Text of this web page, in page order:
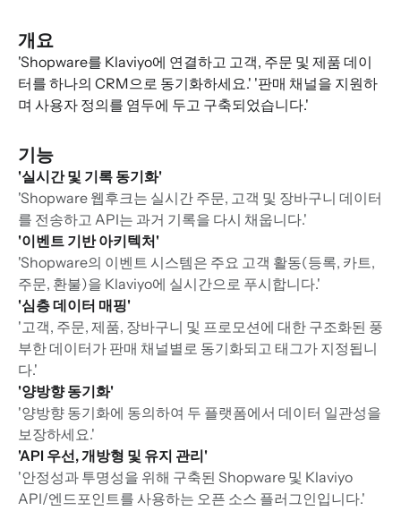
개요
'Shopware를 Klaviyo에 연결하고 고객, 주문 및 제품 데이
터를 하나의 CRM으로 동기화하세요.' '판매 채널을 지원하
며 사용자 정의를 염두에 두고 구축되었습니다.'
기능
'실시간 및 기록 동기화'
'Shopware 웹후크는 실시간 주문, 고객 및 장바구니 데이터
를 전송하고 API는 과거 기록을 다시 채웁니다.'
'이벤트 기반 아키텍처'
'Shopware의 이벤트 시스템은 주요 고객 활동(등록, 카트,
주문, 환불)을 Klaviyo에 실시간으로 푸시합니다.'
'심층 데이터 매핑'
'고객, 주문, 제품, 장바구니 및 프로모션에 대한 구조화된 풍
부한 데이터가 판매 채널별로 동기화되고 태그가 지정됩니
다.'
'양방향 동기화'
'양방향 동기화에 동의하여 두 플랫폼에서 데이터 일관성을
보장하세요.'
'API 우선, 개방형 및 유지 관리'
'안정성과 투명성을 위해 구축된 Shopware 및 Klaviyo
API/엔드포인트를 사용하는 오픈 소스 플러그인입니다.'